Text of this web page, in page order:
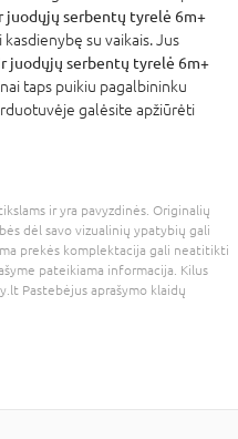
juodųjų serbentų tyrelė 6m+
su vaikais. Jus
juodųjų serbentų tyrelė 6m+
taps puikiu pagalbininku
galėsite apžiūrėti
ir yra pavyzdinės. Originalių
dėl savo vizualinių ypatybių gali
prekės komplektacija gali neatitikti
pateikiama informacija. Kilus
Pastebėjus aprašymo klaidų